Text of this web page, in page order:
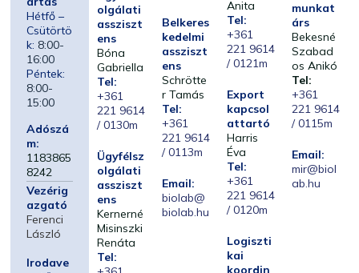
Hétfő –
Csütörtö
k: 8:00-
16:00
Péntek:
8:00-
15:00
Adószá
m:
1183865
8242
Vezérig
azgató
Ferenci
László
Irodave
olgálati
assziszt
ens
Bóna
Gabriella
Tel:
+361
221 9614
/ 0130m
Ügyfélsz
olgálati
assziszt
ens
Kernerné
Misinszki
Renáta
Tel:
Belkeres
kedelmi
assziszt
ens
Schrötte
r Tamás
Tel:
+361
221 9614
/ 0113m
Email:
biolab@
biolab.hu
Anita
Tel:
+361
221 9614
/ 0121m
Export
kapcsol
attartó
Harris
Éva
Tel:
+361
221 9614
/ 0120m
Logiszti
kai
koordin
munkat
árs
Bekesné
Szabad
os Anikó
Tel:
+361
221 9614
/ 0115m
Email:
mir@biol
ab.hu